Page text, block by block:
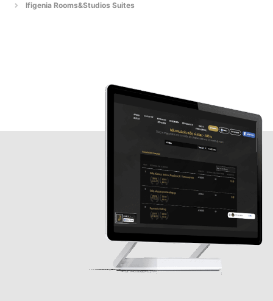
Ifigenia Rooms&Studios Suites